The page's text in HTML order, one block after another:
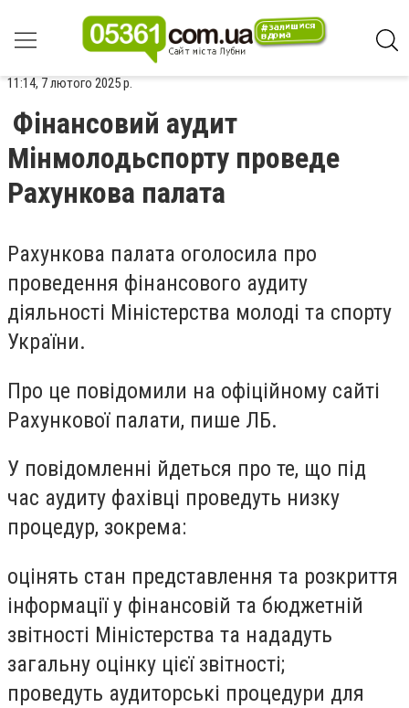
11:14, 7 лютого 2025 р.
Фінансовий аудит
Мінмолодьспорту проведе
Рахункова палата
Рахункова палата оголосила про
проведення фінансового аудиту
діяльності Міністерства молоді та спорту
України.
Про це повідомили на офіційному сайті
Рахункової палати, пише ЛБ.
У повідомленні йдеться про те, що під
час аудиту фахівці проведуть низку
процедур, зокрема:
оцінять стан представлення та розкриття
інформації у фінансовій та бюджетній
звітності Міністерства та нададуть
загальну оцінку цієї звітності;
проведуть аудиторські процедури для